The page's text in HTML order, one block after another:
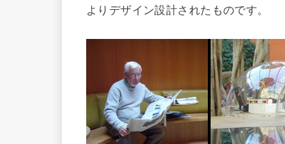
よりデザイン設計されたものです。